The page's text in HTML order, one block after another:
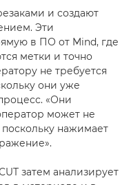
и создают
Эти
в ПО от Mind, где
метки и точно
не требуется
они уже
«Они
может не
поскольку нажимает
затем анализирует